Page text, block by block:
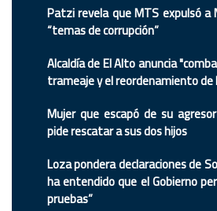
Patzi revela que MTS expulsó a
“temas de corrupción”
Alcaldía de El Alto anuncia
trameaje y el reordenamiento de
Mujer que escapó de su
pide rescatar a sus dos hijos
Loza pondera declaraciones de
ha entendido que el Gobierno
pruebas”